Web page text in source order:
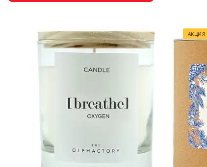
АКЦИЯ